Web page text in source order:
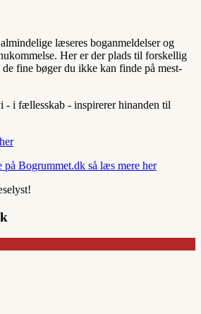
læseres boganmeldelser og
Her er der plads til forskellig
fine bøger du ikke kan finde på mest-
- i fællesskab - inspirerer hinanden til
på Bogrummet.dk så læs mere her